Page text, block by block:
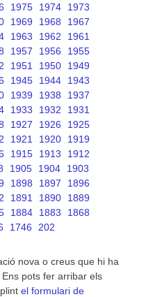
1975 1974
1973
1969 1968
1967
1963 1962
1961
1957 1956
1955
1951 1950
1949
1945 1944
1943
1939 1938
1937
1933 1932
1931
1927 1926
1925
1921 1920
1919
1915 1913
1912
1905 1904
1903
1898 1897
1896
1891 1890
1889
1884 1883
1868
1746 202
nova o creus que hi ha
pots fer arribar els
el formulari de